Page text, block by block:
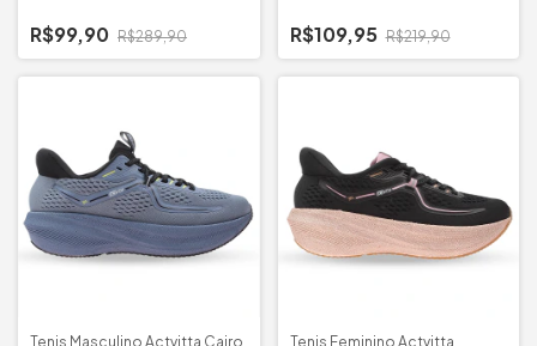
R$99,90 R$289,90 R$109,95 R$219,90
Tenis Masculino Actvitta Cairo
Tenis Feminino Actvitta